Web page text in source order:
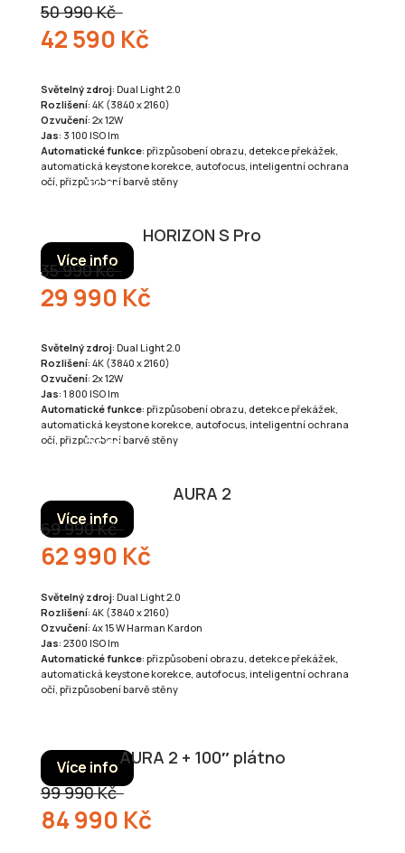
50 990 Kč
42 590 Kč
Světelný zdroj: Dual Light 2.0
Rozlišení: 4K (3840 x 2160)
Ozvučení: 2x 12W
Jas: 3 100 ISO lm
Automatické funkce: přizpůsobení obrazu, detekce překážek,
automatická keystone korekce, autofocus, inteligentní ochrana
očí, přizpůsobení barvě stěny
Více info
HORIZON S Pro
35 990 Kč
29 990 Kč
Světelný zdroj: Dual Light 2.0
Rozlišení: 4K (3840 x 2160)
Ozvučení: 2x 12W
Jas: 1 800 ISO lm
Automatické funkce: přizpůsobení obrazu, detekce překážek,
automatická keystone korekce, autofocus, inteligentní ochrana
očí, přizpůsobení barvě stěny
Více info
AURA 2
69 990 Kč
62 990 Kč
Světelný zdroj: Dual Light 2.0
Rozlišení: 4K (3840 x 2160)
Ozvučení: 4x 15 W Harman Kardon
Jas: 2300 ISO lm
Automatické funkce: přizpůsobení obrazu, detekce překážek,
automatická keystone korekce, autofocus, inteligentní ochrana
očí, přizpůsobení barvě stěny
Více infoAURA 2 + 100″ plátno
99 990 Kč
84 990 Kč